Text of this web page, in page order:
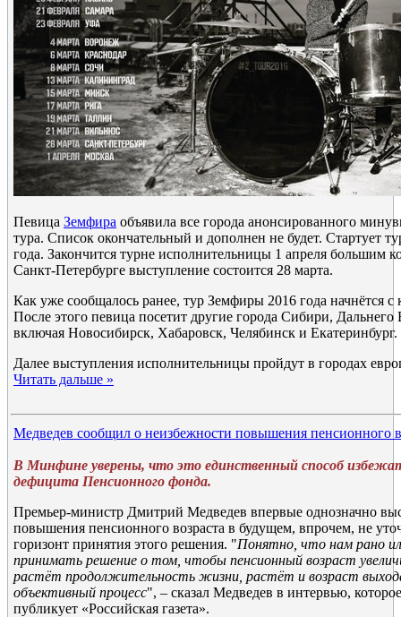
Певица Земфира объявила все города анонсированного
тура. Список окончательный и дополнен не будет. Стартует
года. Закончится турне исполнительницы 1 апреля большим
Санкт-Петербурге выступление состоится 28 марта.
Как уже сообщалось ранее, тур Земфиры 2016 года начнётся с
После этого певица посетит другие города Сибири, Дальнего
включая Новосибирск, Хабаровск, Челябинск и Екатеринбург.
Далее выступления исполнительницы пройдут в городах
Читать дальше »
Медведев сообщил о неизбежности повышения пенсионного
В Минфине уверены, что это единственный способ
дефицита Пенсионного фонда.
Премьер-министр Дмитрий Медведев впервые однозначно
повышения пенсионного возраста в будущем, впрочем, не
горизонт принятия этого решения. "Понятно, что нам рано
принимать решение о том, чтобы пенсионный возраст
растёт продолжительность жизни, растёт и возраст
объективный процесс", – сказал Медведев в интервью,
публикует «Российская газета».